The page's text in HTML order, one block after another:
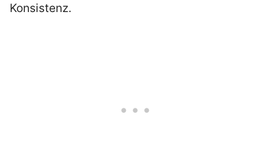
Konsistenz.